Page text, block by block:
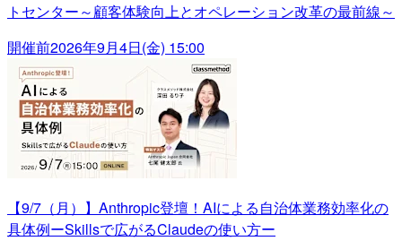
トセンター～顧客体験向上とオペレーション改革の最前線～
開催前2026年9月4日(金) 15:00
【9/7（月）】Anthropic登壇！AIによる自治体業務効率化の
具体例ーSkillsで広がるClaudeの使い方ー